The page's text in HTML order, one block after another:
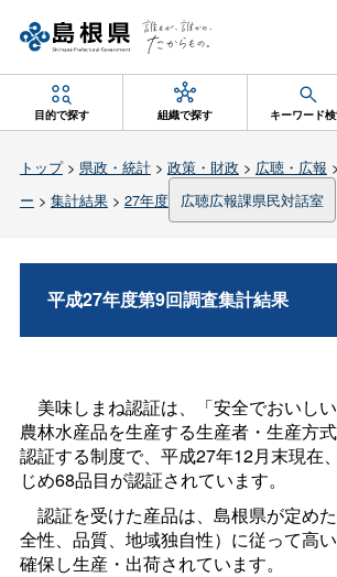
目的で探す 組織で探す キーワード
トップ> 県政・統計> 政策・財政 > 広聴・広報 >
ー > 集計結果> 27年度 広聴広報課県民対話室
平成27年度第9回調査集計結果
美味しまね認証は、「安全でおいし
農林水産品を生産する生産者・生産方
認証する制度で、平成27年12月末現在
じめ68品目が認証されています。
認証を受けた産品は、島根県が定め
全性、品質、地域独自性）に従って高
確保し生産・出荷されています。